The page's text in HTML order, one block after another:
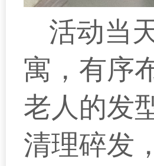
活动当
寓，有序
老人的发
清理碎发